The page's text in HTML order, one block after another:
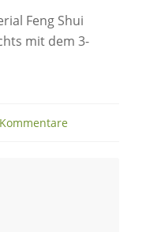
Feng Shui
mit dem 3-